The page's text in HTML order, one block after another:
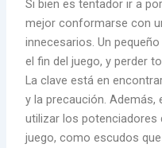
Si bien es tentador ir a
mejor conformarse con
innecesarios. Un
el fin del juego, y perder
La clave está en
y la precaución.
utilizar los potenciadores
juego, como escudos